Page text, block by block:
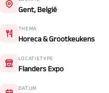
Gent, België
THEMA
Horeca & Grootkeukens
LOCATIETYPE
Flanders Expo
DATUM